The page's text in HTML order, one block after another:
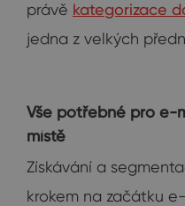
právě kategorizace
jedna z velkých
Vše potřebné pro e-
místě
Získávání a
krokem na začátku